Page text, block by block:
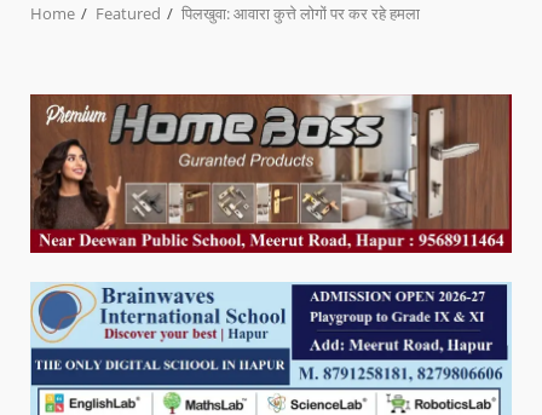
Home Featured पिलखुवा: आवारा कुत्ते लोगों पर कर रहे हमला